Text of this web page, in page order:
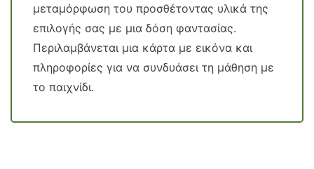
μεταμόρφωση του προσθέτοντας υλικά της
επιλογής σας με μια δόση φαντασίας.
Περιλαμβάνεται μια κάρτα με εικόνα και
πληροφορίες για να συνδυάσει τη μάθηση με
το παιχνίδι.